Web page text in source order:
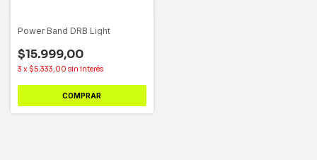
Power Band DRB Light
$15.999,00
3 x $5.333,00 sin interés
COMPRAR